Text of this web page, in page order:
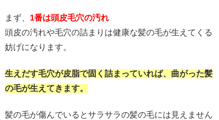
まず、 1番は頭皮毛穴の汚れ
頭皮の汚れや毛穴の詰まりは健康な髪の毛が生えてくる
妨げになります。
生えだす毛穴が皮脂で固く詰まっていれば、曲がった髪
の毛が生えてきます。
髪の毛が傷んでいるとサラサラの髪の毛には見えません